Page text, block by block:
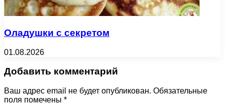
Оладушки с секретом
01.08.2026
Добавить комментарий
Ваш адрес email не будет опубликован. Обязательные
поля помечены *